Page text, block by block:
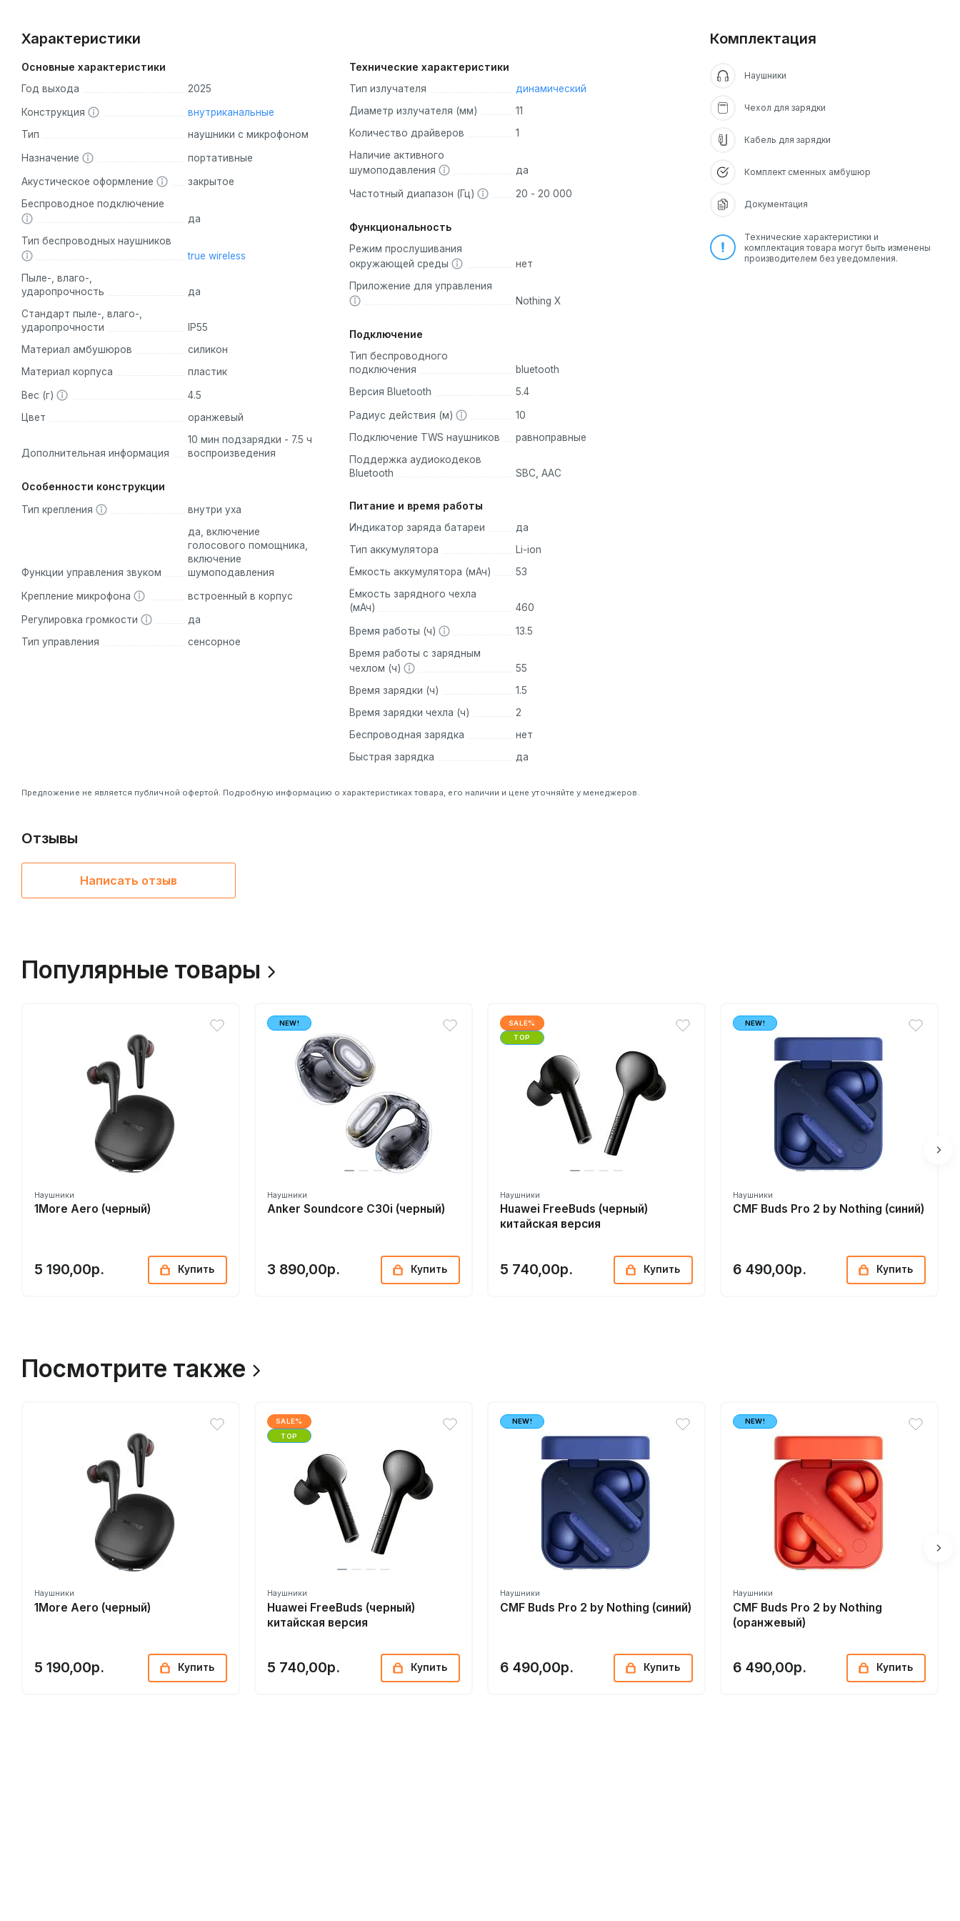
Характеристики
Основные характеристики
Год выхода 2025
Конструкция
внутриканальные
Тип
наушники с микрофоном
Назначение портативные
Акустическое оформление
закрытое
Беспроводное подключение
да
Тип беспроводных наушников
true wireless
Пыле-, влаго-,
ударопрочность
да
Стандарт пыле-, влаго-,
ударопрочности
IP55
Материал амбушюров
силикон
Материал корпуса
пластик
Вес (г)
4.5
Цвет
оранжевый
Дополнительная информация
10 мин подзарядки - 7.5 ч
воспроизведения
Особенности конструкции
Тип крепления внутри уха
Функции управления звуком
да, включение
голосового помощника,
включение
шумоподавления
Крепление микрофона встроенный в корпус
Регулировка громкости
да
Тип управления
сенсорное
Технические характеристики
Тип излучателя
динамический
Диаметр излучателя (мм)
11
Количество драйверов
1
Наличие активного
шумоподавления
да
Частотный диапазон (Гц) 20 - 20 000
Функциональность
Режим прослушивания
окружающей среды
нет
Приложение для управления
Nothing X
Подключение
Тип беспроводного
подключения
bluetooth
Версия Bluetooth
5.4
Радиус действия (м)
10
Подключение TWS наушников
равноправные
Поддержка аудиокодеков
Bluetooth
SBC, AAC
Питание и время работы
Индикатор заряда батареи
да
Тип аккумулятора
Li-ion
Ёмкость аккумулятора (мАч)
53
Ёмкость зарядного чехла
(мАч)
460
Время работы (ч)
13.5
Время работы с зарядным
чехлом (ч)
55
Время зарядки (ч)
1.5
Время зарядки чехла (ч)
2
Беспроводная зарядка
нет
Быстрая зарядка
да
Предложение не является публичной офертой. Подробную информацию о характеристиках товара, его наличии и цене уточняйте у менеджеров.
Комплектация
Наушники
Чехол для зарядки
Кабель для зарядки
Комплект сменных амбушюр
Документация
Технические характеристики и
комплектация товара могут быть изменены
производителем без уведомления.
Отзывы
Написать отзыв
Популярные товары
Наушники
1More Aero (черный)
5 190,00р. Купить
NEW!
Наушники
Anker Soundcore C30i (черный)
3 890,00р. Купить
SALE%
TOP
Наушники
Huawei FreeBuds (черный)
китайская версия
5 740,00р. Купить
NEW!
Наушники
CMF Buds Pro 2 by Nothing (синий)
6 490,00р. Купить
Посмотрите также
Наушники
1More Aero (черный)
5 190,00р. Купить
SALE%
TOP
Наушники
Huawei FreeBuds (черный)
китайская версия
5 740,00р. Купить
NEW!
Наушники
CMF Buds Pro 2 by Nothing (синий)
6 490,00р. Купить
NEW!
Наушники
CMF Buds Pro 2 by Nothing
(оранжевый)
6 490,00р. Купить